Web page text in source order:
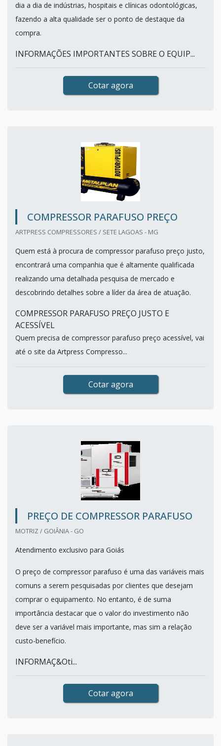
dia a dia de indústrias, hospitais e clínicas odontológicas,
fazendo a alta qualidade ser o ponto de destaque da
compra.
INFORMAÇÕES IMPORTANTES SOBRE O EQUIP...
Cotar agora
COMPRESSOR PARAFUSO PREÇO
ARTPRESS COMPRESSORES / SETE LAGOAS - MG
Quem está à procura de compressor parafuso preço justo,
encontrará uma companhia que é altamente qualificada
realizando uma detalhada pesquisa de mercado e
descobrindo detalhes sobre a líder da área de atuação.
COMPRESSOR PARAFUSO PREÇO JUSTO E
ACESSÍVEL
Quem precisa de compressor parafuso preço acessível, vai
até o site da Artpress Compresso...
Cotar agora
PREÇO DE COMPRESSOR PARAFUSO
MOTRIZ / GOIÂNIA - GO
Atendimento exclusivo para Goiás
O preço de compressor parafuso é uma das variáveis mais
comuns a serem pesquisadas por clientes que desejam
comprar o equipamento. No entanto, é de suma
importância destacar que o valor do investimento não
deve ser a variável mais importante, mas sim a relação
custo-benefício.
INFORMAÇ&Oti...
Cotar agora